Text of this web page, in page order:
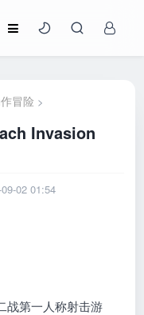
冒险 >
Invasion
02 01:54
战第一人称射击游